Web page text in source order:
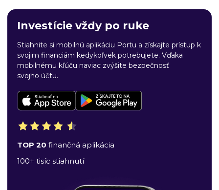
Investície vždy po ruke
Stiahnite si mobilnú aplikáciu Portu a získajte prístup k
svojim financiám kedykoľvek potrebujete. Vďaka
mobilnému kľúču naviac zvýšite bezpečnosť
svojho účtu.
TOP 20 finančná aplikácia
100+ tisíc stiahnutí